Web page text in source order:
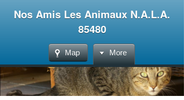
Nos Amis Les Animaux N.A.L.A.
85480
Map More